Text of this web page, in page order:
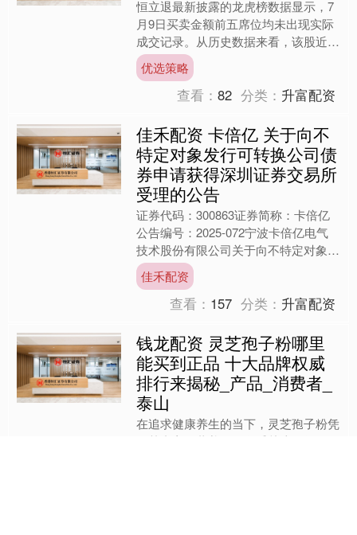
恒立退最新披露的龙虎榜数据显示，7
月9日买卖金额前五席位均未出现实际
成交记录。从历史数据来看，该股近一
个月累计登上龙虎榜11次，近三个月
上榜次数达13次，交易活....
优选策略
查看：82 分类： 升富配资
佳禾配资 卡倍亿 关于向不
特定对象发行可转换公司债
券申请获得深圳证券交易所
受理的公告
证券代码：300863证券简称：卡倍亿
公告编号：2025-072宁波卡倍亿电气
技术股份有限公司关于向不特定对象发
行可转换公司债券申请获得深圳证券交
易所受理的公告....
佳禾配资
查看： 157 分类： 升富配资
钱龙配资 灵芝孢子粉哪里
能买到正品 十大品牌权威
排行来揭秘_产品_消费者_
泰山
在追求健康养生的当下，灵芝孢子粉凭
借其丰富的营养价值备受关注。然而，